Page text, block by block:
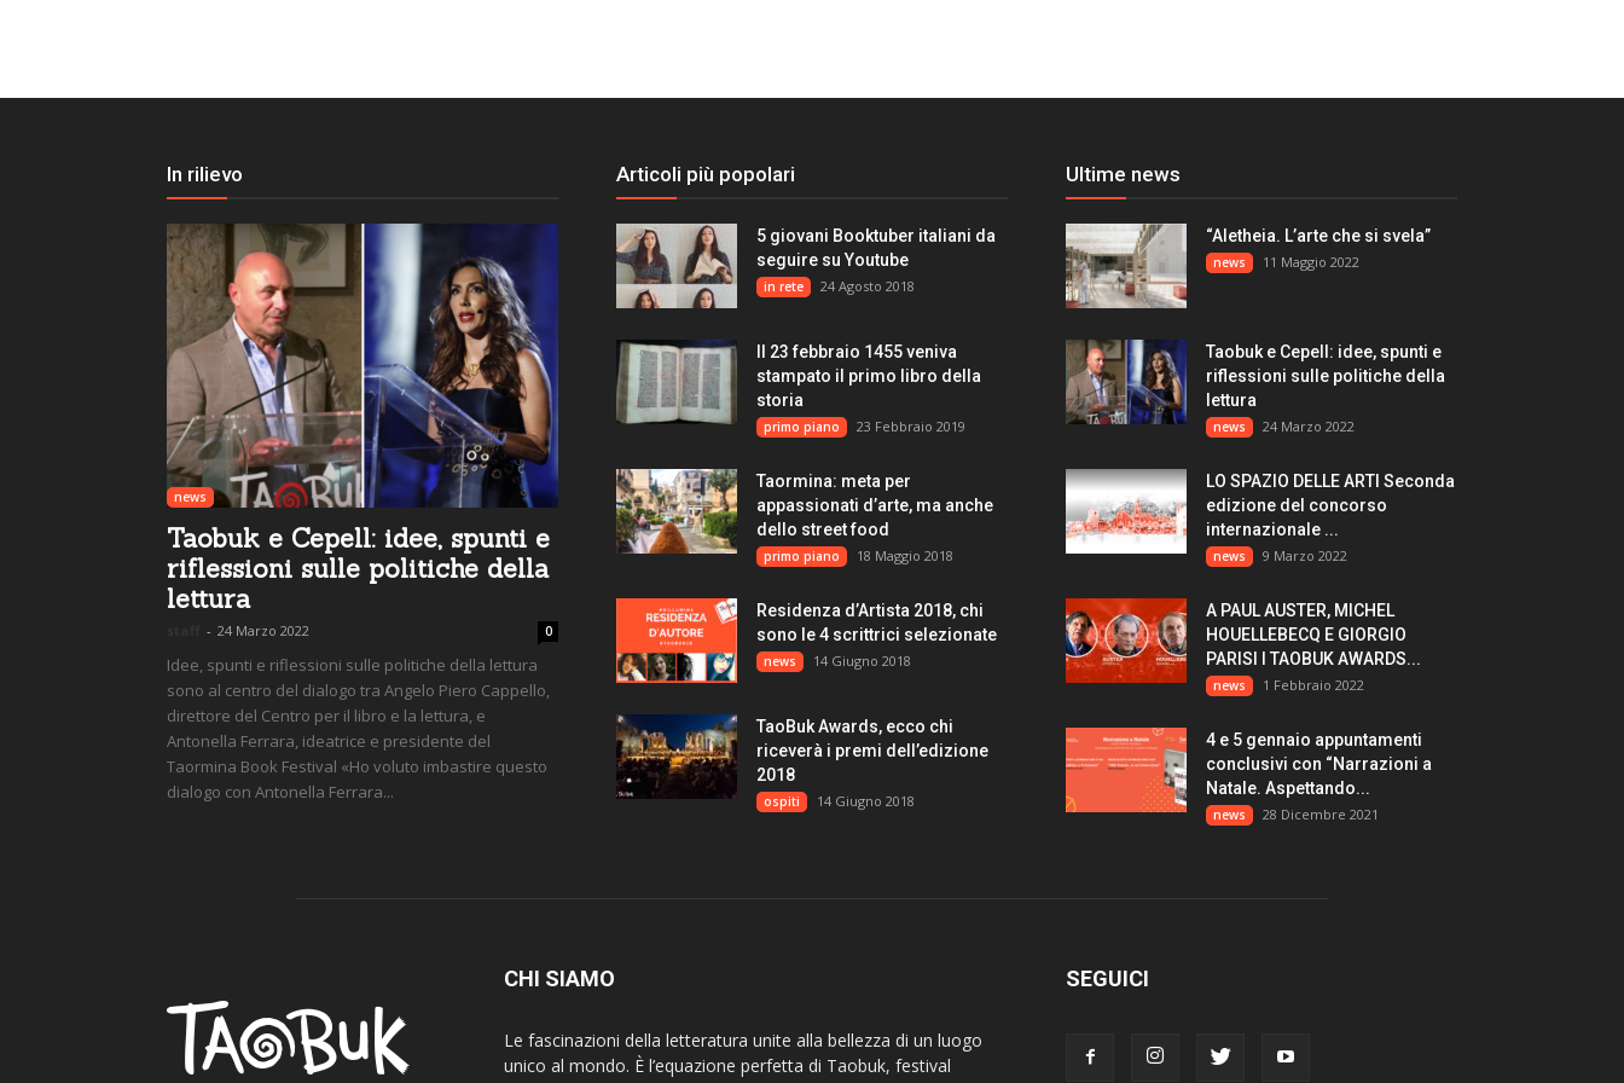
In rilievo
news
Taobuk e Cepell: idee, spunti e
riflessioni sulle politiche della
lettura
- 24 Marzo 2022 0
Idee, spunti e riflessioni sulle politiche della lettura
sono al centro del dialogo tra Angelo Piero Cappello,
direttore del Centro per il libro e la lettura, e
Antonella Ferrara, ideatrice e presidente del
Taormina Book Festival «Ho voluto imbastire questo
dialogo con Antonella Ferrara...
Articoli più popolari
5 giovani Booktuber italiani da
seguire su Youtube
in rete 24 Agosto 2018
Il 23 febbraio 1455 veniva
stampato il primo libro della
storia
primo piano 23 Febbraio 2019
Taormina: meta per
appassionati d’arte, ma anche
dello street food
primo piano 18 Maggio 2018
Residenza d’Artista 2018, chi
sono le 4 scrittrici selezionate
news 14 Giugno 2018
TaoBuk Awards, ecco chi
riceverà i premi dell’edizione
2018
ospiti 14 Giugno 2018
Ultime news
“Aletheia. L’arte che si svela”
news 11 Maggio 2022
Taobuk e Cepell: idee, spunti e
riflessioni sulle politiche della
lettura
news 24 Marzo 2022
LO SPAZIO DELLE ARTI Seconda
edizione del concorso
internazionale ...
news 9 Marzo 2022
A PAUL AUSTER, MICHEL
HOUELLEBECQ E GIORGIO
PARISI I TAOBUK AWARDS...
news 1 Febbraio 2022
4 e 5 gennaio appuntamenti
conclusivi con “Narrazioni a
Natale. Aspettando...
news 28 Dicembre 2021
CHI SIAMO
Le fascinazioni della letteratura unite alla bellezza di un luogo
unico al mondo. È l’equazione perfetta di Taobuk, festival
SEGUICI